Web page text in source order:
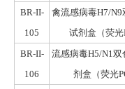
BR-II-
105
禽流感病毒H7/N9
试剂盒 （荧光
BR-II-
106
流感病毒H5/N1双
剂盒 （荧光